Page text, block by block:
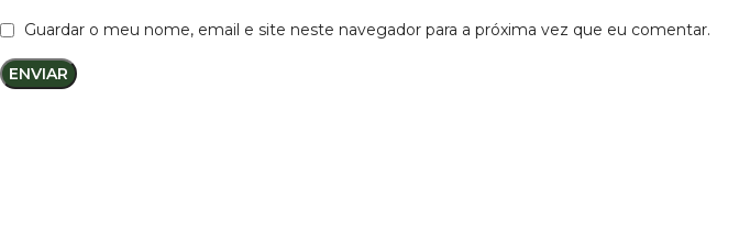
Guardar o meu nome, email e site neste navegador para a próxima vez que eu comentar.